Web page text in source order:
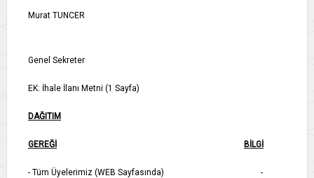
Murat TUNCER
Genel Sekreter
EK: İhale İlanı Metni (1 Sayfa)
DAĞITIM
GEREĞİ BİLGİ
- Tüm Üyelerimiz (WEB Sayfasında) -